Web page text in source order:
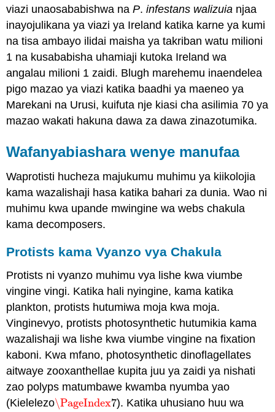
viazi unaosababishwa naP.infestans walizuia njaa
inayojulikana ya viazi ya Ireland katika karne ya kumi
na tisa ambayo ilidai maisha ya takriban watu milioni
1 na kusababisha uhamiaji kutoka Ireland wa
angalau milioni 1 zaidi. Blugh marehemu inaendelea
pigo mazao ya viazi katika baadhi ya maeneo ya
Marekani na Urusi, kuifuta nje kiasi cha asilimia 70 ya
mazao wakati hakuna dawa za dawa zinazotumika.
Wafanyabiashara wenye manufaa
Waprotisti hucheza majukumu muhimu ya kiikolojia
kama wazalishaji hasa katika bahari za dunia. Wao ni
muhimu kwa upande mwingine wa webs chakula
kama decomposers.
Protists kama Vyanzo vya Chakula
Protists ni vyanzo muhimu vya lishe kwa viumbe
vingine vingi. Katika hali nyingine, kama katika
plankton, protists hutumiwa moja kwa moja.
Vinginevyo, protists photosynthetic hutumikia kama
wazalishaji wa lishe kwa viumbe vingine na fixation
kaboni. Kwa mfano, photosynthetic dinoflagellates
aitwaye zooxanthellae kupita juu ya zaidi ya nishati
zao polyps matumbawe kwamba nyumba yao
(Kielelezo\PageIndex7
\PageIndex7). Katika uhusiano huu wa